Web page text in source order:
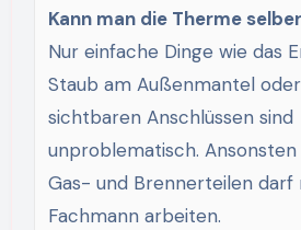
Kann man die Therme
Nur einfache Dinge wie das
Staub am Außenmantel
sichtbaren Anschlüssen sind
unproblematisch.
Gas- und Brennerteilen darf
Fachmann arbeiten.